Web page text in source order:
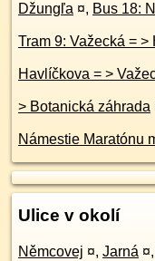
Džungľa ¤,
Havlíčkova = >
> Botanická záhrada
Námestie Maratónu
Ulice v okolí
Němcovej ¤, Jarná ¤,